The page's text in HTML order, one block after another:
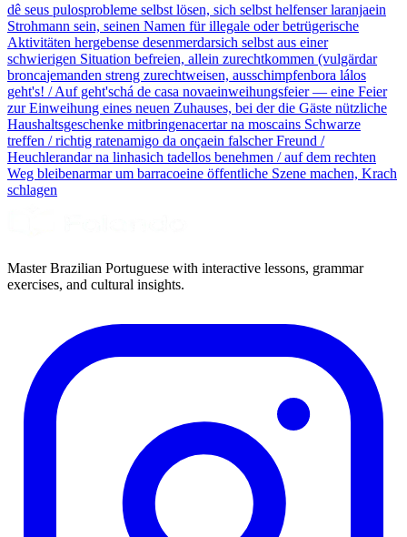
dê seus pulosprobleme selbst lösen, sich selbst helfenser laranjaein
Strohmann sein, seinen Namen für illegale oder betrügerische
Aktivitäten hergebense desenmerdarsich selbst aus einer
schwierigen Situation befreien, allein zurechtkommen (vulgärdar
broncajemanden streng zurechtweisen, ausschimpfenbora lálos
geht's! / Auf geht'schá de casa novaeinweihungsfeier — eine Feier
zur Einweihung eines neuen Zuhauses, bei der die Gäste nützliche
Haushaltsgeschenke mitbringenacertar na moscains Schwarze
treffen / richtig ratenamigo da onçaein falscher Freund /
Heuchlerandar na linhasich tadellos benehmen / auf dem rechten
Weg bleibenarmar um barracoeine öffentliche Szene machen, Krach
schlagen
Master Brazilian Portuguese with interactive lessons, grammar
exercises, and cultural insights.